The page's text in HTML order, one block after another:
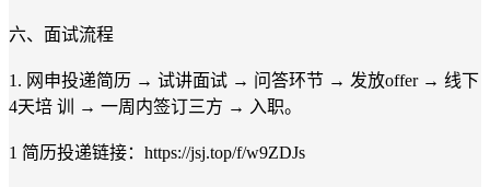
六、面试流程
1. 网申投递简历 → 试讲面试 → 问答环节 → 发放offer → 线下
4天培 训 → 一周内签订三方 → 入职。
1 简历投递链接：https://jsj.top/f/w9ZDJs